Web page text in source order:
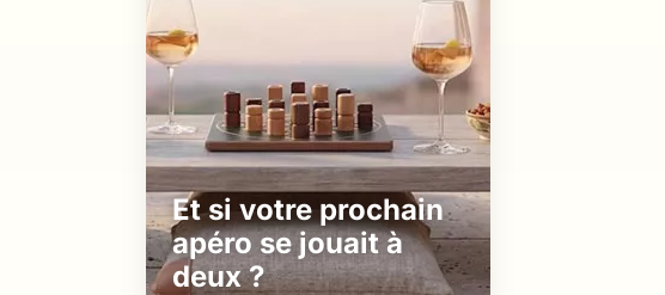
Et si votre prochain
apéro se jouait à
deux ?